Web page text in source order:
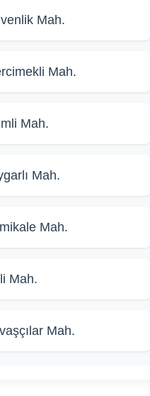
Mah.
Mah.
Mah.
Mah.
Mah.
Mah.
Mah.